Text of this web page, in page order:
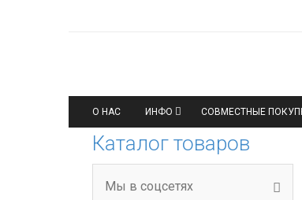
О НАС ИНФО СОВМЕСТНЫЕ
Каталог товаров
Мы в соцсетях